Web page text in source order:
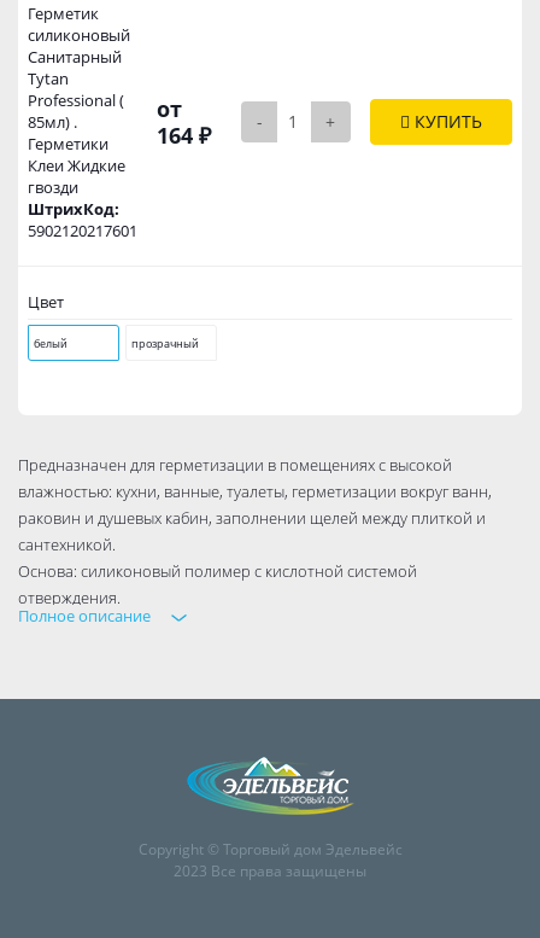
Герметик
силиконовый
Санитарный
Tytan
Professional (
85мл) .
Герметики
Клеи Жидкие
гвозди
ШтрихКод:
5902120217601
от
164 ₽
- + КУПИТЬ
Цвет
белый прозрачный
Предназначен для герметизации в помещениях с высокой
влажностью: кухни, ванные, туалеты, герметизации вокруг ванн,
раковин и душевых кабин, заполнении щелей между плиткой и
сантехникой.
Основа: силиконовый полимер с кислотной системой
отверждения.
Время образования пленки: 15–25 мин при температуре 23°C / 50%
влажности;
Деформационная подвижность: ±20%; Твердость по Шору: A : 20;
Термостойкость: -40°C ÷ +110°C;
Полное описание
Copyright © Торговый дом Эдельвейс
2023 Все права защищены